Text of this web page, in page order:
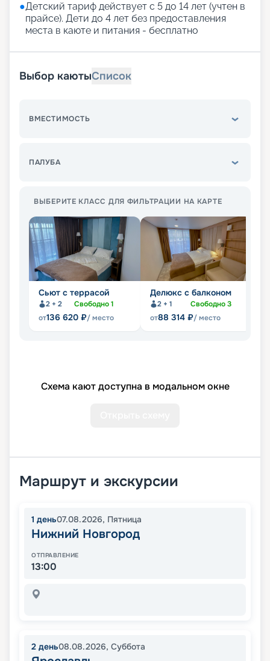
●Детский тариф действует с 5 до 14 лет (учтен в
прайсе). Дети до 4 лет без предоставления
места в каюте и питания - бесплатно
Выбор каютыСписок
ВМЕСТИМОСТЬ
ПАЛУБА
ВЫБЕРИТЕ КЛАСС ДЛЯ ФИЛЬТРАЦИИ НА КАРТЕ
Сьют с террасой
2 + 2 Свободно1
от136 620 ₽/ место
Делюкс с балконом
2 + 1 Свободно3
от88 314 ₽/ место
Схема кают доступна в модальном окне
Маршрут и экскурсии
1 день07.08.2026, Пятница
Нижний Новгород
ОТПРАВЛЕНИЕ
13:00
2 день08.08.2026, Суббота